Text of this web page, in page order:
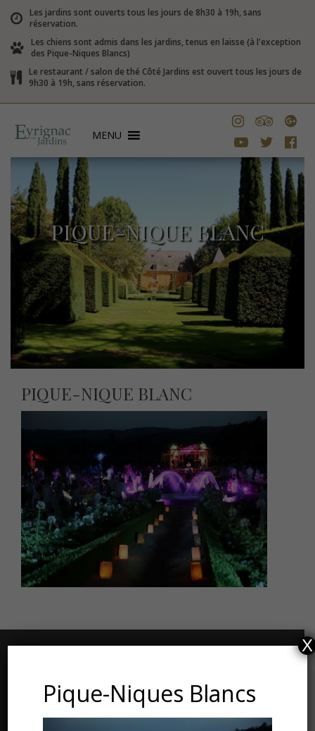
Les jardins sont ouverts tous les jours de 8h30 à 19h, sans
réservation.
Les chiens sont admis dans les jardins, tenus en laisse (à l'exception
des Pique-Niques Blancs)
Le restaurant / salon de thé Côté Jardins est ouvert tous les jours de
9h30 à 19h, sans réservation.
MENU
PIQUE-NIQUE BLANC
PIQUE-NIQUE BLANC
Les Jardins du Manoir d’Eyrignac
24590 Salignac-Eyvigues
Pique-Niques Blancs
X